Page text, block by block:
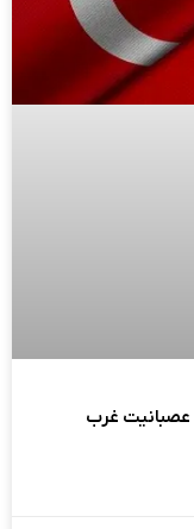
عصبانیت غرب